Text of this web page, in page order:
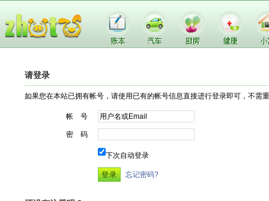
请登录
如果您在本站已拥有帐号，请使用已有的帐号信息直接进行登录即可，不需
帐 号
密 码
下次自动登录
忘记密码?